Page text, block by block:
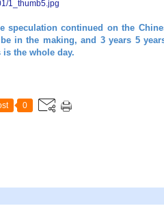
speculation continued on the
in the making, and 3 years 5
the whole day.
0